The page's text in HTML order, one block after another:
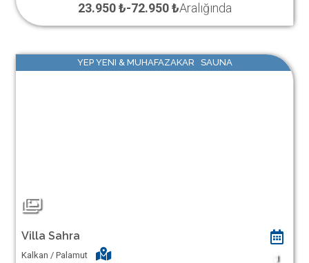
23.950 ₺-72.950 ₺Aralığında
YEP YENI & MUHAFAZAKAR SAUNA
Villa Sahra
Kalkan / Palamut 1